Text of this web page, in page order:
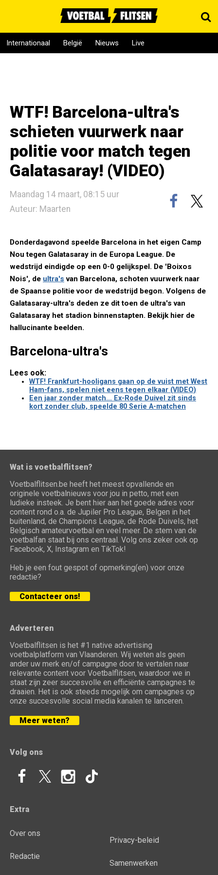
Internationaal België Nieuws Live
WTF! Barcelona-ultra's
schieten vuurwerk naar
politie voor match tegen
Galatasaray! (VIDEO)
Maandag 14 maart, 08:15 uur
Auteur: Maarten
Donderdagavond speelde Barcelona in het eigen Camp
Nou tegen Galatasaray in de Europa League. De
wedstrijd eindigde op een 0-0 gelijkspel. De 'Boixos
Nois', de ultra's van Barcelona, schoten vuurwerk naar
de Spaanse politie voor de wedstrijd begon. Volgens de
Galatasaray-ultra's deden ze dit toen de ultra's van
Galatasaray het stadion binnenstapten. Bekijk hier de
hallucinante beelden.
Barcelona-ultra's
Lees ook:
WTF! Frankfurt-hooligans gaan op de vuist met West
Ham-fans, spelen niet eens tegen elkaar (VIDEO)
Een jaar zonder match... Ex-Rode Duivel zit sinds
kort zonder club, speelde 80 Serie A-matchen
Wat is voetbalflitsen?
Voetbalflitsen.be heeft het meest opvallende en
originele voetbalnieuws voor jou in petto, met een
ludieke insteek. Je bent hier aan het goede adres voor
content rond o.a. de Jupiler Pro League, Belgen in het
buitenland, de Champions League, de Rode Duivels, het
Belgisch amateurvoetbal en veel meer. De stem van de
voetbalfan staat bij ons centraal. Volg ons zeker ook op
Facebook, X, Instagram en TikTok!
Heb je een fout gespot of opmerking(en) voor onze
redactie?
Contacteer ons!
Adverteren
Voetbalflitsen is het #1 native advertising
voetbalplatform van Vlaanderen. Wij weten als geen
ander uw merk en/of campagne door te vertalen naar
relevante content voor Voetbalflitsen, waardoor we in
staat zijn zeer succesvolle en efficiënte campagnes te
draaien. Het is ook steeds mogelijk om campagnes op
onze succesvolle social media kanalen te lanceren.
Meer weten?
Volg ons
Extra
Over ons
Redactie
Privacy-beleid
Samenwerken